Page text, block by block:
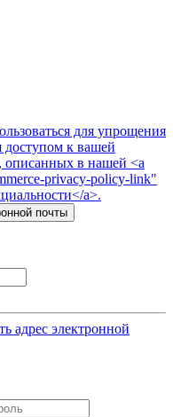
для упрощения
доступом к вашей
описанных в нашей <a
privacy-policy-link"
a>.
почты
адрес электронной